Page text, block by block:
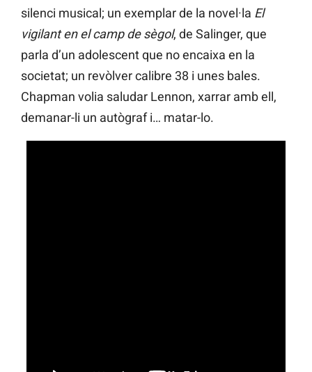
silenci musical; un exemplar de la novel·la El
vigilant en el camp de sègol, de Salinger, que
parla d’un adolescent que no encaixa en la
societat; un revòlver calibre 38 i unes bales.
Chapman volia saludar Lennon, xarrar amb ell,
demanar-li un autògraf i… matar-lo.